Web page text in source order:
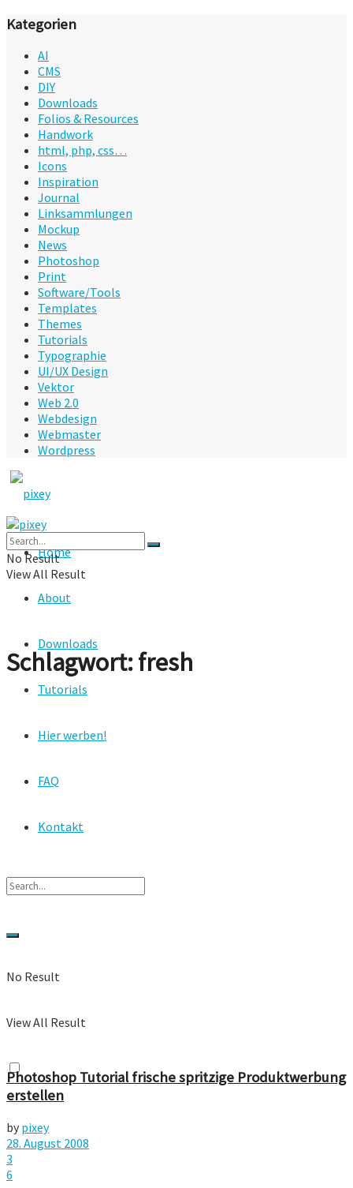
Kategorien
AI
CMS
DIY
Downloads
Folios & Resources
Handwork
html, php, css…
Icons
Inspiration
Journal
Linksammlungen
Mockup
News
Photoshop
Print
Software/Tools
Templates
Themes
Tutorials
Typographie
UI/UX Design
Vektor
Web 2.0
Webdesign
Webmaster
Wordpress
Home
About
Downloads
Tutorials
Hier werben!
FAQ
Kontakt
No Result
View All Result
No Result
View All Result
Schlagwort:fresh
Photoshop Tutorial frische spritzige Produktwerbung
erstellen
by pixey
28. August 2008
3
6